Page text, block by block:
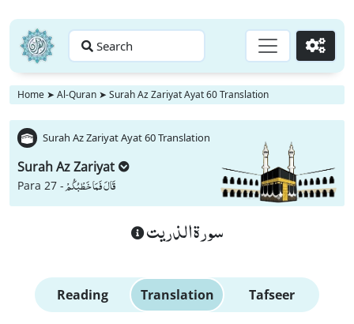
Search Go
Home ➤ Al-Quran ➤ Surah Az Zariyat Ayat 60 Translation
Surah Az Zariyat Ayat 60 Translation
Surah Az Zariyat
Para 27 -قَالَ فَمَا خَطْبُكُمْ
سورة الذريت
Reading Translation Tafseer